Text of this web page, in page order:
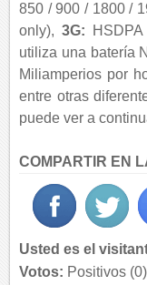
850 / 900 / 1800 /
only), 3G:
utiliza una batería
Miliamperios por
entre otras
puede ver a
COMPARTIR EN
Usted es el
Votos: Positivos